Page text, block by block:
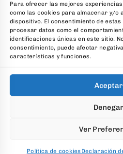
Para ofrecer las mejores
como las cookies para almacenar y/o
dispositivo. El consentimiento de
procesar datos como el
identificaciones únicas en este sitio.
consentimiento, puede afectar
características y funciones.
Aceptar
Denegar
Ver
Política de cookies Declaración
Política de cookies
Condiciones generales
Contacto
FAQs
Software